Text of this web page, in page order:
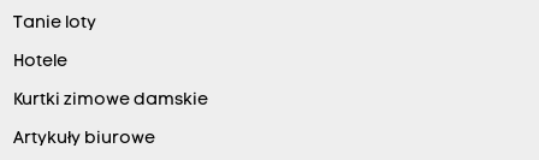
Tanie loty
Hotele
Kurtki zimowe damskie
Artykuły biurowe